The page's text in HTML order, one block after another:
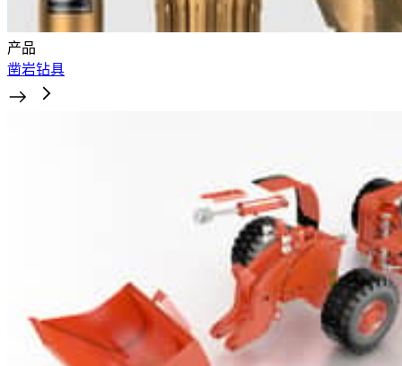
产品
凿岩钻具